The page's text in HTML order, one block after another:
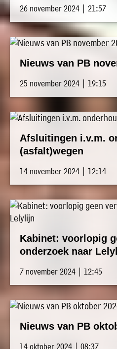
26 november 2024 | 21:57
Nieuws van PB
25 november 2024 | 19:15
Afsluitingen i.v.m.
(asfalt)wegen
14 november 2024 | 12:14
Kabinet: voorlopig
onderzoek naar
7 november 2024 | 12:45
Nieuws van PB
14 oktober 2024 | 08:37